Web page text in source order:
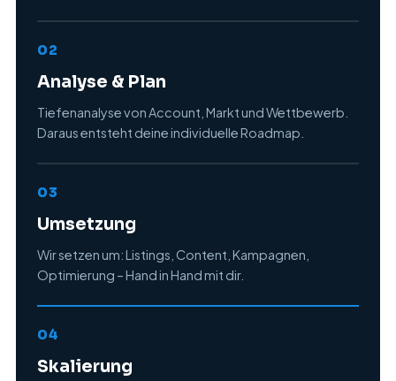
02
Analyse & Plan
Tiefenanalyse von Account, Markt und Wettbewerb.
Daraus entsteht deine individuelle Roadmap.
03
Umsetzung
Wir setzen um: Listings, Content, Kampagnen,
Optimierung – Hand in Hand mit dir.
04
Skalierung